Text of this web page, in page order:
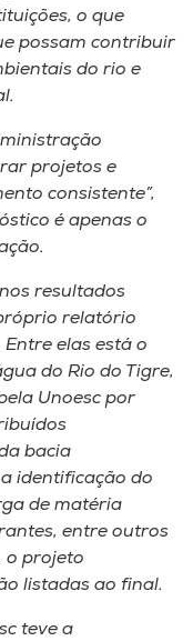
o que
possam contribuir
do rio e
projetos e
consistente”,
é apenas o
resultados
relatório
elas está o
do Rio do Tigre,
Unoesc por
bacia
identificação do
de matéria
entre outros
o projeto
listadas ao final.
teve a